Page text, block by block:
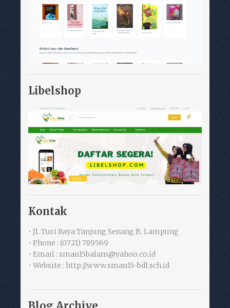
Libelshop
Kontak
• Jl. Turi Raya Tanjung Senang B. Lampung
• Phone : (0721) 789569
• Email : sman15balam@yahoo.co.id
• Website : http://www.sman15-bdl.sch.id